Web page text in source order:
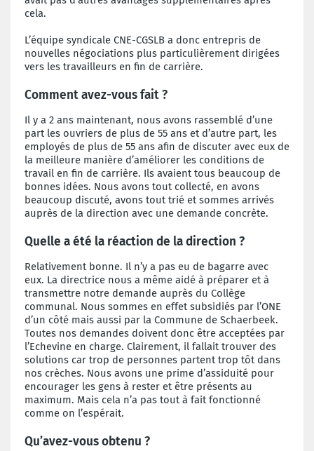
cela.
L’équipe syndicale CNE-CGSLB a donc entrepris de
nouvelles négociations plus particulièrement dirigées
vers les travailleurs en fin de carrière.
Comment avez-vous fait ?
Il y a 2 ans maintenant, nous avons rassemblé d’une
part les ouvriers de plus de 55 ans et d’autre part, les
employés de plus de 55 ans afin de discuter avec eux de
la meilleure manière d’améliorer les conditions de
travail en fin de carrière. Ils avaient tous beaucoup de
bonnes idées. Nous avons tout collecté, en avons
beaucoup discuté, avons tout trié et sommes arrivés
auprès de la direction avec une demande concrète.
Quelle a été la réaction de la direction ?
Relativement bonne. Il n’y a pas eu de bagarre avec
eux. La directrice nous a même aidé à préparer et à
transmettre notre demande auprès du Collège
communal. Nous sommes en effet subsidiés par l’ONE
d’un côté mais aussi par la Commune de Schaerbeek.
Toutes nos demandes doivent donc être acceptées par
l’Echevine en charge. Clairement, il fallait trouver des
solutions car trop de personnes partent trop tôt dans
nos crèches. Nous avons une prime d’assiduité pour
encourager les gens à rester et être présents au
maximum. Mais cela n’a pas tout à fait fonctionné
comme on l’espérait.
Qu’avez-vous obtenu ?